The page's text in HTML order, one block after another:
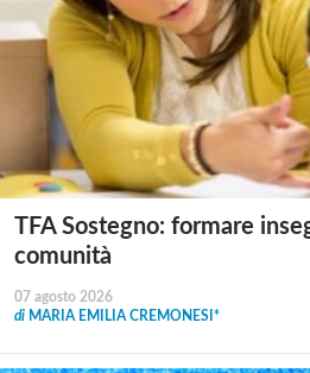
TFA Sostegno: formare
comunità
07 agosto 2026
di MARIA EMILIA CREMONESI*